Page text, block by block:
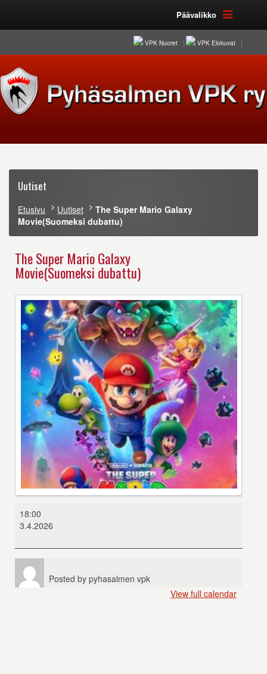
Päävalikko
VPK Nuoret VPK Elokuvat
Uutiset
Etusivu Uutiset
The Super Mario Galaxy
Movie(Suomeksi dubattu)
The Super Mario Galaxy
Movie(Suomeksi dubattu)
Super
Mario
dubattu)
18:00
3.4.2026
Posted by pyhasalmen vpk
View full calendar